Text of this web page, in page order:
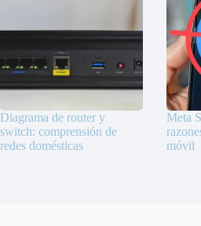
Diagrama de router y
switch: comprensión de
redes domésticas
Meta
móvil